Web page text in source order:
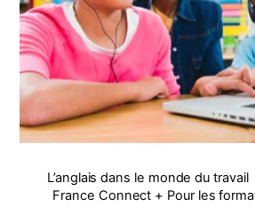
L’anglais dans le monde du travail
France Connect + Pour les